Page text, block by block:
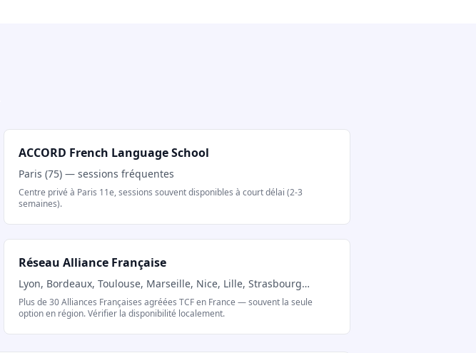
ACCORD French Language School
Paris (75) — sessions fréquentes
Centre privé à Paris 11e, sessions souvent disponibles à court délai (2-3
semaines).
Réseau Alliance Française
Lyon, Bordeaux, Toulouse, Marseille, Nice, Lille, Strasbourg…
Plus de 30 Alliances Françaises agréées TCF en France — souvent la seule
option en région. Vérifier la disponibilité localement.